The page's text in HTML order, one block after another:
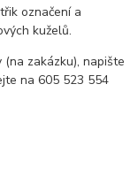
označení a
kuželů.
zakázku), napište
na 605 523 554